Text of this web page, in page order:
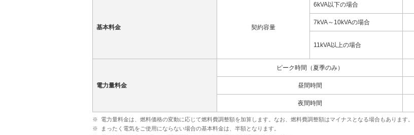
基本料金 契約容量
6kVA以下の場合
7kVA～10kVAの場合
11kVA以上の場合
電力量料金
ピーク時間（夏季のみ）
昼間時間
夜間時間
※
電力量料金は、燃料価格の変動に応じて燃料費調整額を加算します。なお、燃料費調整額はマイナスとなる場合もあります。
※
まったく電気をご使用にならない場合の基本料金は、半額となります。